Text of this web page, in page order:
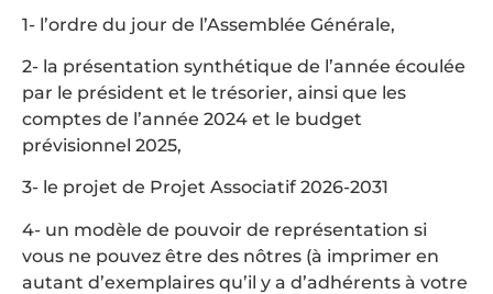
1- l’ordre du jour de l’Assemblée Générale,
2- la présentation synthétique de l’année écoulée
par le président et le trésorier, ainsi que les
comptes de l’année 2024 et le budget
prévisionnel 2025,
3- le projet de Projet Associatif 2026-2031
4- un modèle de pouvoir de représentation si
vous ne pouvez être des nôtres (à imprimer en
autant d’exemplaires qu’il y a d’adhérents à votre